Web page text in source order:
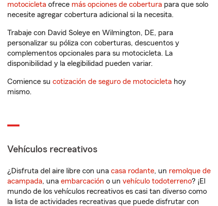
motocicleta ofrece más opciones de cobertura para que solo
necesite agregar cobertura adicional si la necesita.
Trabaje con David Soleye en Wilmington, DE, para
personalizar su póliza con coberturas, descuentos y
complementos opcionales para su motocicleta. La
disponibilidad y la elegibilidad pueden variar.
Comience su cotización de seguro de motocicleta hoy
mismo.
Vehículos recreativos
¿Disfruta del aire libre con una casa rodante, un remolque de
acampada, una embarcación o un vehículo todoterreno? ¡El
mundo de los vehículos recreativos es casi tan diverso como
la lista de actividades recreativas que puede disfrutar con